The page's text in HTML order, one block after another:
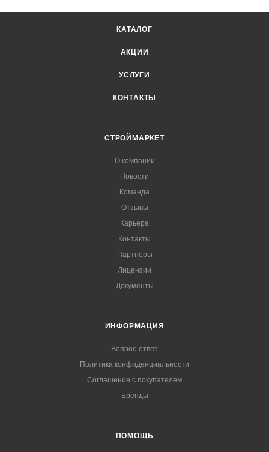
КАТАЛОГ
АКЦИИ
УСЛУГИ
КОНТАКТЫ
СТРОЙМАРКЕТ
О компании
Новости
Команда
Отзывы
Карьера
Контакты
Партнеры
Лицензии
Документы
ИНФОРМАЦИЯ
Вопрос-ответ
Политика конфиденциальности
Соглашение с покупателем
Бренды
ПОМОЩЬ